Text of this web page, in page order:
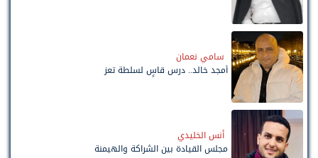
سامي نعمان
أمجد خالد.. درس قاسٍ لسلطة تعز
أنس الخليدي
مجلس القيادة بين الشراكة والهيمنة